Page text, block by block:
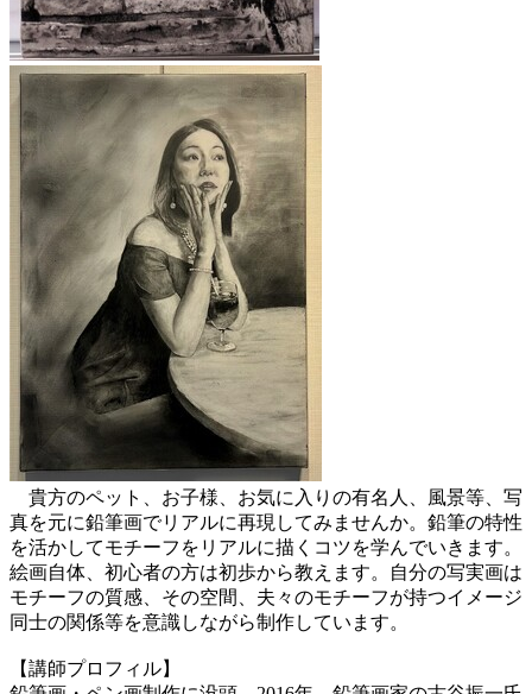
貴方のペット、お子様、お気に入りの有名人、風景等、写
真を元に鉛筆画でリアルに再現してみませんか。鉛筆の特性
を活かしてモチーフをリアルに描くコツを学んでいきます。
絵画自体、初心者の方は初歩から教えます。自分の写実画は
モチーフの質感、その空間、夫々のモチーフが持つイメージ
同士の関係等を意識しながら制作しています。
【講師プロフィル】